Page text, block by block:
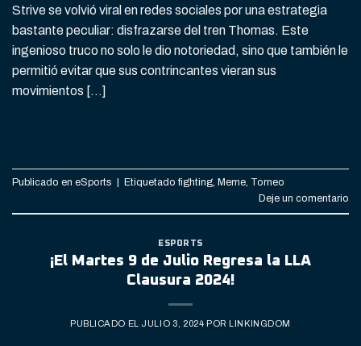
Strive se volvió viral en redes sociales por una estrategia
bastante peculiar: disfrazarse del tren Thomas. Este
ingenioso truco no solo le dio notoriedad, sino que también le
permitió evitar que sus contrincantes vieran sus
movimientos […]
Publicado en eSports Etiquetadofighting, Meme, Torneo
Deje un comentario
ESPORTS
¡El Martes 9 de Julio Regresa la LLA
Clausura 2024!
PUBLICADO EL JULIO 3, 2024 POR LINKINGDOM